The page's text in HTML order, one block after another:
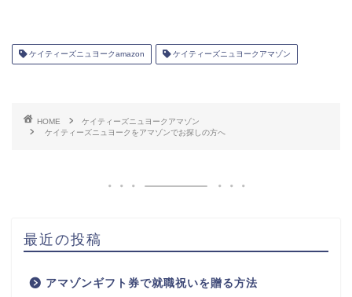
ケイティーズニュヨークamazon ケイティーズニュヨークアマゾン
HOME
ケイティーズニュヨークアマゾン
ケイティーズニュヨークをアマゾンでお探しの方へ
最近の投稿
アマゾンギフト券で就職祝いを贈る方法